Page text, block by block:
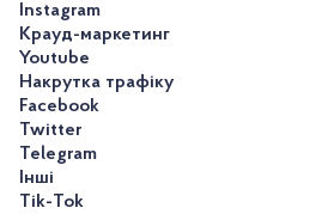
Instagram
Крауд-маркетинг
Youtube
Накрутка трафіку
Facebook
Twitter
Telegram
Інші
Tik-Tok